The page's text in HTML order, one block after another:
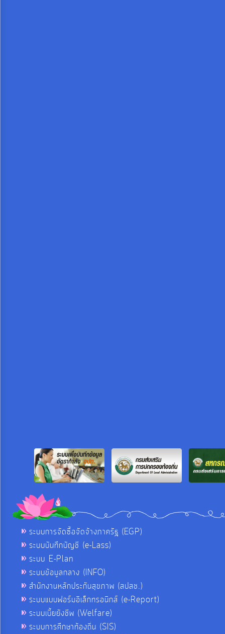
ระบบการจัดซื้อจัดจ้างภาครัฐ (EGP)
ระบบบันทึกบัญชี (e-Lass)
ระบบ E-Plan
ระบบข้อมูลกลาง (INFO)
สำนักงานหลักประกันสุขภาพ (สปสช.)
ระบบแบบฟอร์มอิเล็กทรอนิกส์ (e-Report)
ระบบเบี้ยยังชีพ (Welfare)
ระบบการศึกษาท้องถิ่น (SIS)